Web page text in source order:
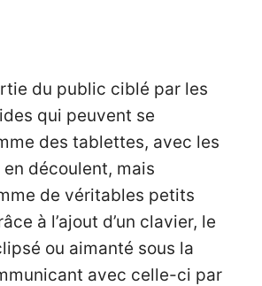
du public ciblé par les
qui peuvent se
des tablettes, avec les
découlent, mais
de véritables petits
à l’ajout d’un clavier, le
ou aimanté sous la
avec celle-ci par